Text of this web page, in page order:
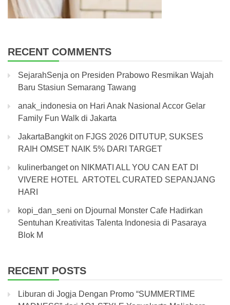
RECENT COMMENTS
SejarahSenja on Presiden Prabowo Resmikan Wajah
Baru Stasiun Semarang Tawang
anak_indonesia on Hari Anak Nasional Accor Gelar
Family Fun Walk di Jakarta
JakartaBangkiton FJGS 2026 DITUTUP, SUKSES
RAIH OMSET NAIK 5% DARI TARGET
kulinerbangeton NIKMATI ALL YOU CAN EAT DI
VIVERE HOTEL ARTOTEL CURATED SEPANJANG
HARI
kopi_dan_seni on Djournal Monster Cafe Hadirkan
Sentuhan Kreativitas Talenta Indonesia di Pasaraya
Blok M
RECENT POSTS
Liburan di Jogja Dengan Promo “SUMMERTIME